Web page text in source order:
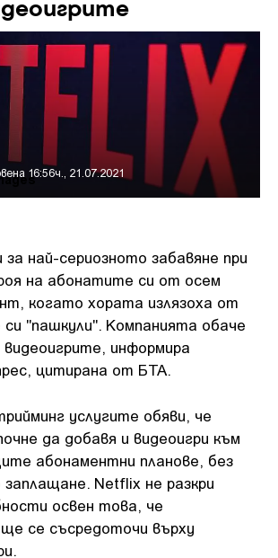
16:56ч., 21.07.2021
най-сериозното забавяне при
на абонатите си от осем
когато хората излязоха от
"пашкули". Компанията обаче
информира
цитирана от БТА.
услугите обяви, че
да добавя и видеоигри към
абонаментни планове, без
Netflix не разкри
освен това, че
се съсредоточи върху